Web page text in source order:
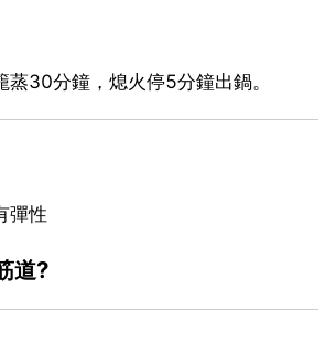
蒸30分鐘，熄火停5分鐘出鍋。
彈性
道?